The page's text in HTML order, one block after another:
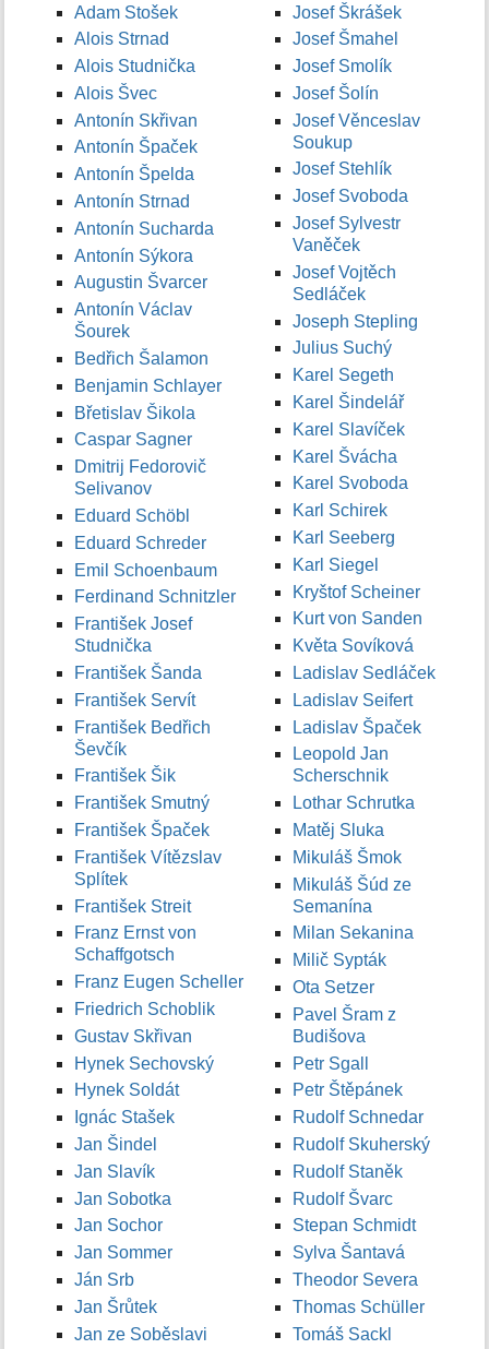
Adam Stošek
Alois Strnad
Alois Studnička
Alois Švec
Antonín Skřivan
Antonín Špaček
Antonín Špelda
Antonín Strnad
Antonín Sucharda
Antonín Sýkora
Augustin Švarcer
Antonín Václav
Šourek
Bedřich Šalamon
Benjamin Schlayer
Břetislav Šikola
Caspar Sagner
Dmitrij Fedorovič
Selivanov
Eduard Schöbl
Eduard Schreder
Emil Schoenbaum
Ferdinand Schnitzler
František Josef
Studnička
František Šanda
František Servít
František Bedřich
Ševčík
František Šik
František Smutný
František Špaček
František Vítězslav
Splítek
František Streit
Franz Ernst von
Schaffgotsch
Franz Eugen Scheller
Friedrich Schoblik
Gustav Skřivan
Hynek Sechovský
Hynek Soldát
Ignác Stašek
Jan Šindel
Jan Slavík
Jan Sobotka
Jan Sochor
Jan Sommer
Ján Srb
Jan Šrůtek
Jan ze Soběslavi
Josef Škrášek
Josef Šmahel
Josef Smolík
Josef Šolín
Josef Věnceslav
Soukup
Josef Stehlík
Josef Svoboda
Josef Sylvestr
Vaněček
Josef Vojtěch
Sedláček
Joseph Stepling
Julius Suchý
Karel Segeth
Karel Šindelář
Karel Slavíček
Karel Švácha
Karel Svoboda
Karl Schirek
Karl Seeberg
Karl Siegel
Kryštof Scheiner
Kurt von Sanden
Květa Sovíková
Ladislav Sedláček
Ladislav Seifert
Ladislav Špaček
Leopold Jan
Scherschnik
Lothar Schrutka
Matěj Sluka
Mikuláš Šmok
Mikuláš Šúd ze
Semanína
Milan Sekanina
Milič Sypták
Ota Setzer
Pavel Šram z
Budišova
Petr Sgall
Petr Štěpánek
Rudolf Schnedar
Rudolf Skuherský
Rudolf Staněk
Rudolf Švarc
Stepan Schmidt
Sylva Šantavá
Theodor Severa
Thomas Schüller
Tomáš Sackl